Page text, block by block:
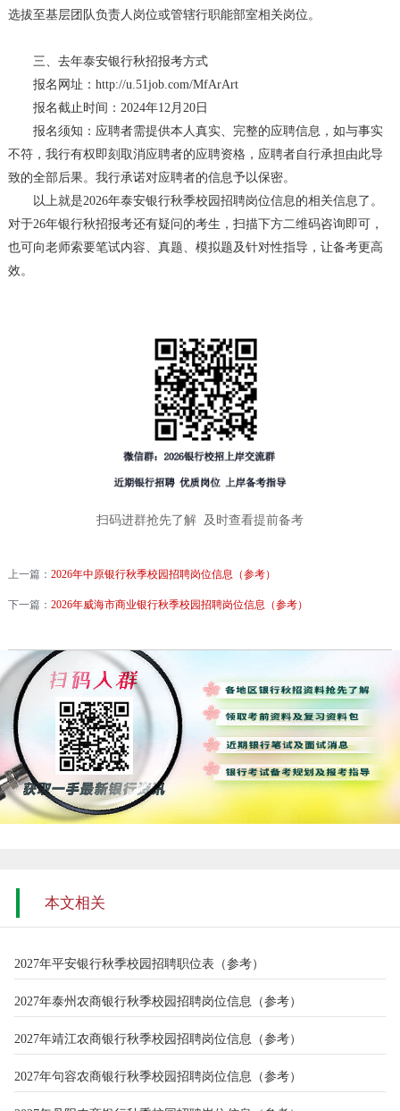
选拔至基层团队负责人岗位或管辖行职能部室相关岗位。
三、去年泰安银行秋招报考方式
报名网址：http://u.51job.com/MfArArt
报名截止时间：2024年12月20日
报名须知：应聘者需提供本人真实、完整的应聘信息，如与事实
不符，我行有权即刻取消应聘者的应聘资格，应聘者自行承担由此导
致的全部后果。我行承诺对应聘者的信息予以保密。
以上就是2026年泰安银行秋季校园招聘岗位信息的相关信息了。
对于26年银行秋招报考还有疑问的考生，扫描下方二维码咨询即可，
也可向老师索要笔试内容、真题、模拟题及针对性指导，让备考更高
效。
扫码进群抢先了解 及时查看提前备考
上一篇： 2026年中原银行秋季校园招聘岗位信息（参考）
下一篇： 2026年威海市商业银行秋季校园招聘岗位信息（参考）
本文相关
2027年平安银行秋季校园招聘职位表（参考）
2027年泰州农商银行秋季校园招聘岗位信息（参考）
2027年靖江农商银行秋季校园招聘岗位信息（参考）
2027年句容农商银行秋季校园招聘岗位信息（参考）